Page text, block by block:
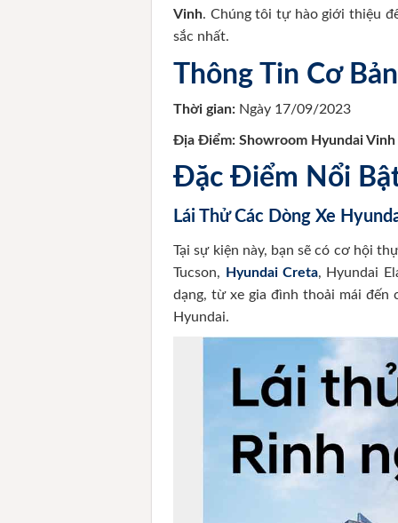
Vinh. Chúng tôi tự hào giới thiệu
sắc nhất.
Thông Tin Cơ
Thời gian: Ngày 17/09/2023
Địa Điểm: Showroom Hyundai Vinh
Đặc Điểm Nổi
Lái Thử Các Dòng Xe
Tại sự kiện này, bạn sẽ có cơ hội
Tucson, Hyundai Creta, Hyundai
dạng, từ xe gia đình thoải mái đến
Hyundai.